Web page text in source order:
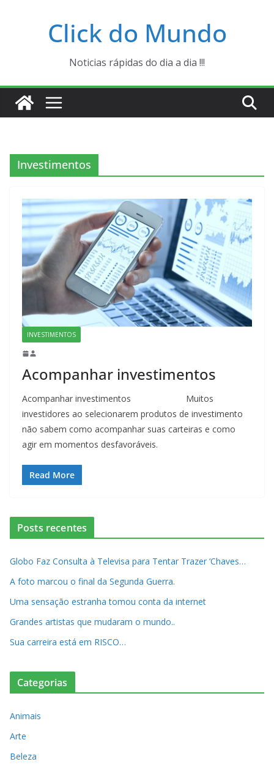
Click do Mundo
Noticias rápidas do dia a dia !!!
Investimentos
INVESTIMENTOS
Acompanhar investimentos
Acompanhar investimentos⠀⠀⠀⠀⠀⠀⠀⠀⠀Muitos
investidores ao selecionarem produtos de investimento
não sabem como acompanhar suas carteiras e como
agir em momentos desfavoráveis.
Read More
Posts recentes
Globo Faz Consulta à Televisa para Tentar Trazer ‘Chaves…
A foto marcou o final da Segunda Guerra.
Uma sensação estranha tomou conta da internet
Grandes artistas que mudaram o mundo..
Sua carreira está em RISCO…
Categorias
Animais
Arte
Beleza